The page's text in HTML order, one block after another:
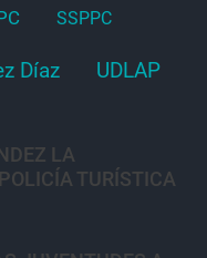
SSPPC
Díaz UDLAP
LA
TURÍSTICA